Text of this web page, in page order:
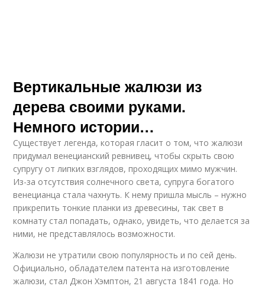
Вертикальные жалюзи из
дерева своими руками.
Немного истории…
Существует легенда, которая гласит о том, что жалюзи
придумал венецианский ревнивец, чтобы скрыть свою
супругу от липких взглядов, проходящих мимо мужчин.
Из-за отсутствия солнечного света, супруга богатого
венецианца стала чахнуть. К нему пришла мысль – нужно
прикрепить тонкие планки из древесины, так свет в
комнату стал попадать, однако, увидеть, что делается за
ними, не представлялось возможности.
Жалюзи не утратили свою популярность и по сей день.
Официально, обладателем патента на изготовление
жалюзи, стал Джон Хэмптон, 21 августа 1841 года. Но